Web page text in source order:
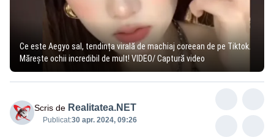
Ce este Aegyo sal, tendința virală de machiaj coreean de pe Tiktok.
Mărește ochii incredibil de mult! VIDEO/ Captură video
Scris de Realitatea.NET
Publicat:30 apr. 2024, 09:26